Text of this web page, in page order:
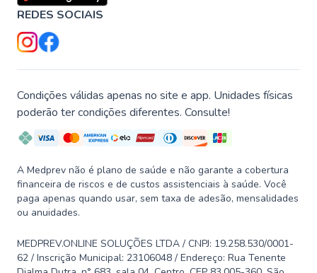
REDES SOCIAIS
Condições válidas apenas no site e app. Unidades físicas
poderão ter condições diferentes. Consulte!
A Medprev não é plano de saúde e não garante a cobertura
financeira de riscos e de custos assistenciais à saúde. Você
paga apenas quando usar, sem taxa de adesão, mensalidades
ou anuidades.
MEDPREV.ONLINE SOLUÇÕES LTDA / CNPJ: 19.258.530/0001-
62 / Inscrição Municipal: 23106048 / Endereço: Rua Tenente